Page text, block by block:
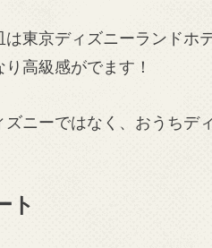
は東京ディズニーランドホ
高級感がでます！
ズニーではなく、おうち
ト